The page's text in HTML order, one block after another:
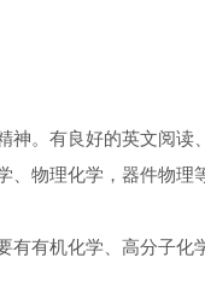
。有良好的英文阅读
、物理化学，器件物
有有机化学、高分子